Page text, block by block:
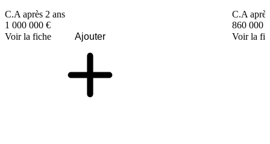
C.A après 2 ans
1 000 000 €
Voir la fiche
Ajouter
C.A
860 000 €
Voir la